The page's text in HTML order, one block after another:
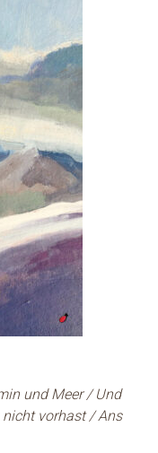
und Meer / Und
vorhast / Ans